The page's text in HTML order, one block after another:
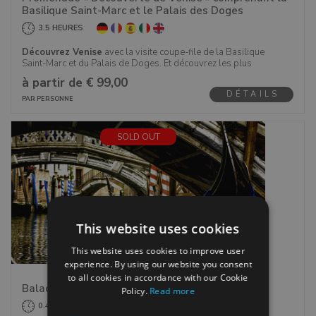
(Italie)ne serait être complète sans la visite du Palais des
Doges et de la Basilique Saint Marc- les deux joyaux du
front de mer Vénitien.
Basilique Saint-Marc et le Palais des Doges
3.5 HEURES
Découvrez Venise avec la visite coupe-file de la Basilique
Saint-Marc et du Palais de Doges. Et découvrez les plus
importantes places, églises mais aussi monuments avec
notre promenade organisée.
desAppartements des Dogeset duPont des Soupirs
aux chambres institutionnelles et aux prisons. Découvrez
ensuite situé juste derrière le Palais des Doges, l'une des
églises religieuses les plus importantes, laBasilique
Saint-Pierreet enfin de l’un des symboles les plus
importants de la cité, laPlace Saint-Marc
à partir de € 99,00
PAR PERSONNE DÉTAILS
SOLD OUT
Balade en Gondole à Venise
0.4 HEURES
This website uses cookies
This website uses cookies to improve user
experience. By using our website you consent
to all cookies in accordance with our Cookie
Policy. Read more